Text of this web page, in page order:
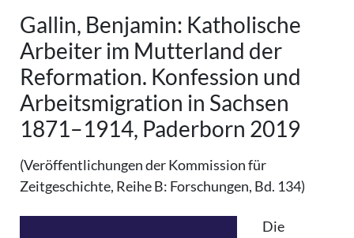
Gallin, Benjamin: Katholische
Arbeiter im Mutterland der
Reformation. Konfession und
Arbeitsmigration in Sachsen
1871–1914, Paderborn 2019
(Veröffentlichungen der Kommission für
Zeitgeschichte, Reihe B: Forschungen, Bd. 134)
Die